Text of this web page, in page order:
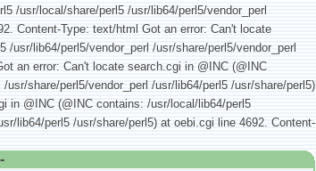
/usr/local/share/perl5 /usr/lib64/perl5/vendor_perl
Content-Type: text/html Got an error: Can't locate
usr/lib64/perl5/vendor_perl /usr/share/perl5/vendor_perl
an error: Can't locate search.cgi in @INC (@INC
share/perl5/vendor_perl /usr/lib64/perl5 /usr/share/perl5)
in @INC (@INC contains: /usr/local/lib64/perl5
lib64/perl5 /usr/share/perl5) at oebi.cgi line 4692. Content-